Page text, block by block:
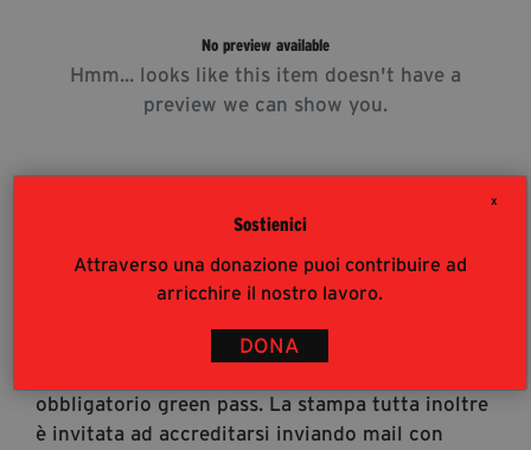
X
Sostienici
Attraverso una donazione puoi contribuire ad
arricchire il nostro lavoro.
DONA
Contatti
info@tramefestival.it
No preview available
Hmm... looks like this item doesn't have a
preview we can show you.
Accrediti Stampa
Accrediti Stampa. L'accesso al festival ai
pubblico (https://www.tramefestival.it/accesso-
obbligatorio green pass. La stampa tutta inoltre
è invitata ad accreditarsi inviando mail con